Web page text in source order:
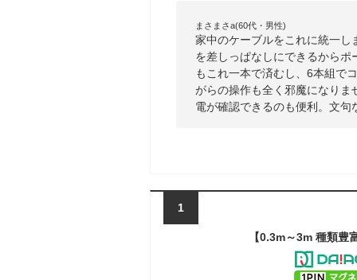
まさまさa(60代・男性)
家中のケーブルをこれに統一
を差しっぱなしにできるから
もこれ一本で済むし、6本組で
がらの操作も全く邪魔になり
電が確認できるのも便利。文句
1